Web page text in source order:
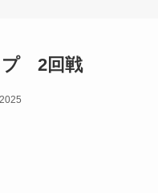
プ 2回戦